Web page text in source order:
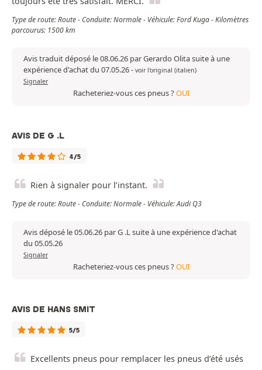
Type de route: Route - Conduite: Normale - Véhicule: Ford Kuga - Kilomètres
parcourus: 1500 km
Avis traduit déposé le 08.06.26 par Gerardo Olita suite à une
expérience d'achat du 07.05.26- voir l'original (italien)
Signaler
Racheteriez-vous ces pneus ?OUI
AVIS DE G .L
4/5
Rien à signaler pour l’instant.
Type de route: Route - Conduite: Normale - Véhicule: Audi Q3
Avis déposé le 05.06.26 par G .L suite à une expérience d'achat
du 05.05.26
Signaler
Racheteriez-vous ces pneus ?OUI
AVIS DE HANS SMIT
5/5
Excellents pneus pour remplacer les pneus d’été usés